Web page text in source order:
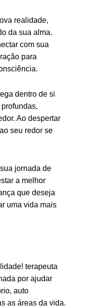
realidade,
da sua alma.
com sua
para
dentro de si
Ao despertar
seu redor se
jornada de
a melhor
que deseja
uma vida mais
terapeuta
por ajudar
auto
as áreas da vida.